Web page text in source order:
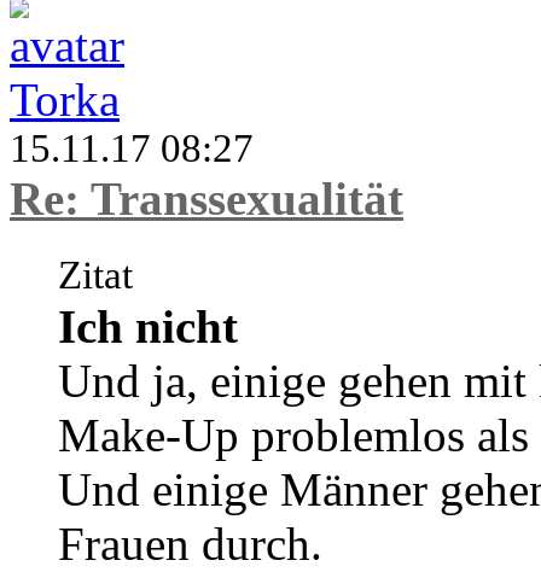
Torka
15.11.17 08:27
Re: Transsexualität
Zitat
Ich nicht
Und ja, einige gehen
Make-Up problemlos
Und einige Männer
Frauen durch.